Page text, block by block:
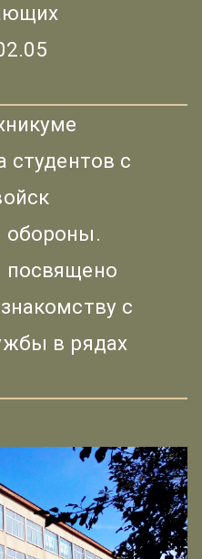
студентов с
обороны.
с
в рядах